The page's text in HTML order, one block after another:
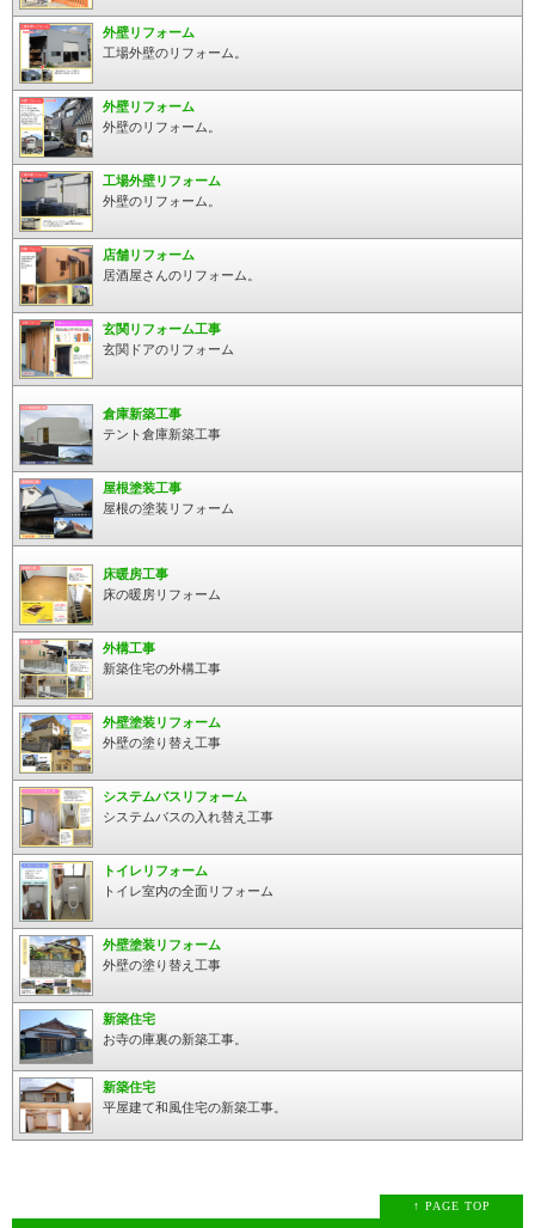
外壁リフォーム
工場外壁のリフォーム。
外壁リフォーム
外壁のリフォーム。
工場外壁リフォーム
外壁のリフォーム。
店舗リフォーム
居酒屋さんのリフォーム。
玄関リフォーム工事
玄関ドアのリフォーム
倉庫新築工事
テント倉庫新築工事
屋根塗装工事
屋根の塗装リフォーム
床暖房工事
床の暖房リフォーム
外構工事
新築住宅の外構工事
外壁塗装リフォーム
外壁の塗り替え工事
システムバスリフォーム
システムバスの入れ替え工事
トイレリフォーム
トイレ室内の全面リフォーム
外壁塗装リフォーム
外壁の塗り替え工事
新築住宅
お寺の庫裏の新築工事。
新築住宅
平屋建て和風住宅の新築工事。
↑ PAGE TOP